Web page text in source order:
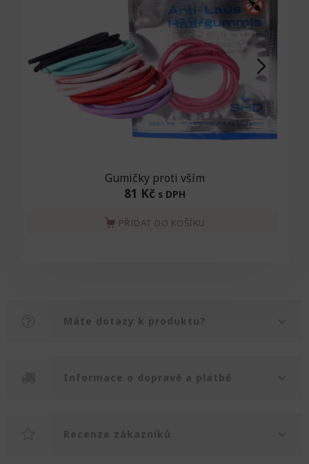
Gumičky proti vším
81 Kč s DPH
PŘIDAT DO KOŠÍKU
Máte dotazy k produktu?
Informace o dopravě a platbě
Recenze zákazníků